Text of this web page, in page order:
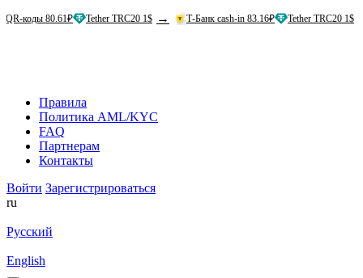
80.61₽ Tether TRC20 1$ → Т-Банк cash-in 83.16₽ Tether TRC20 1$ →
Правила
Политика AML/KYC
FAQ
Партнерам
Контакты
Войти Зарегистрироваться
ru
Русский
English